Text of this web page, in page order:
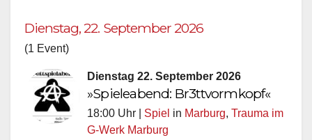
Dienstag, 22. September 2026
(1 Event)
Dienstag 22. September 2026
»Spieleabend: Br3ttvormkopf«
18:00 Uhr | Spiel in Marburg, Trauma im
G-Werk Marburg